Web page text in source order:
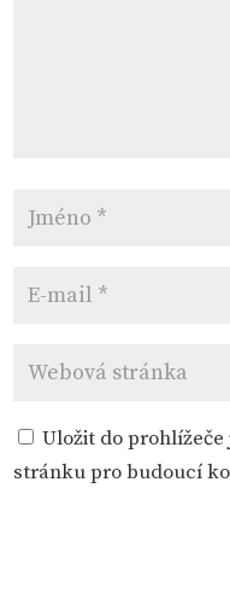
Uložit do
stránku pro budoucí